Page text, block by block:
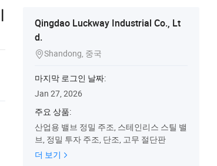
Qingdao Luckway Industrial Co., Lt
d.
Shandong, 중국
마지막 로그인 날짜:
Jan 27, 2026
주요 상품:
산업용 밸브 정밀 주조, 스테인리스 스틸 밸
브, 정밀 투자 주조, 단조, 고무 절단판
더 보기